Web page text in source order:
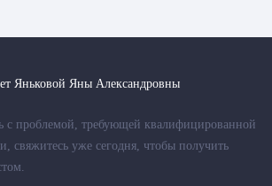
Яньковой Яны Александровны
с проблемой, требующей квалифицированной
свяжитесь уже сегодня, чтобы получить